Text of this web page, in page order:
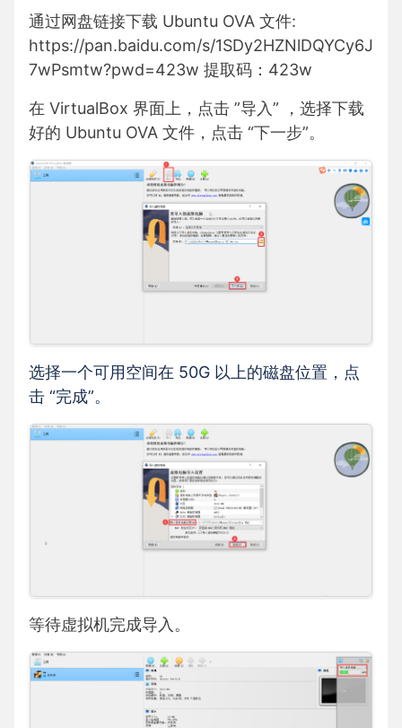
通过网盘链接下载 Ubuntu OVA 文件:
https://pan.baidu.com/s/1SDy2HZNlDQYCy6J
7wPsmtw?pwd=423w 提取码：423w
在 VirtualBox 界面上，点击 ”导入” ，选择下载
好的 Ubuntu OVA 文件，点击 “下一步”。
选择一个可用空间在 50G 以上的磁盘位置，点
击 “完成”。
等待虚拟机完成导入。